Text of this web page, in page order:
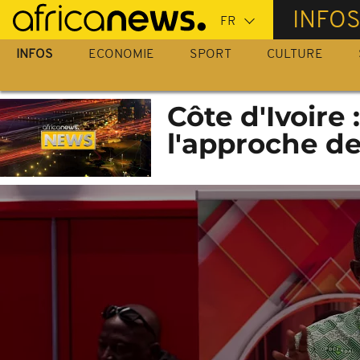
Passer
au
contenu
INFOS
INFOS ECONOMIE SPORT CULTURE
Côte d'Ivoire
l'approche